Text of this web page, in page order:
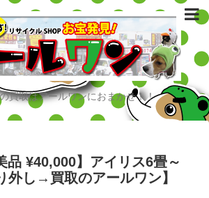
買取はアールワンにおまかせ！！
品 ¥40,000】アイリス6畳～
外し→買取のアールワン】